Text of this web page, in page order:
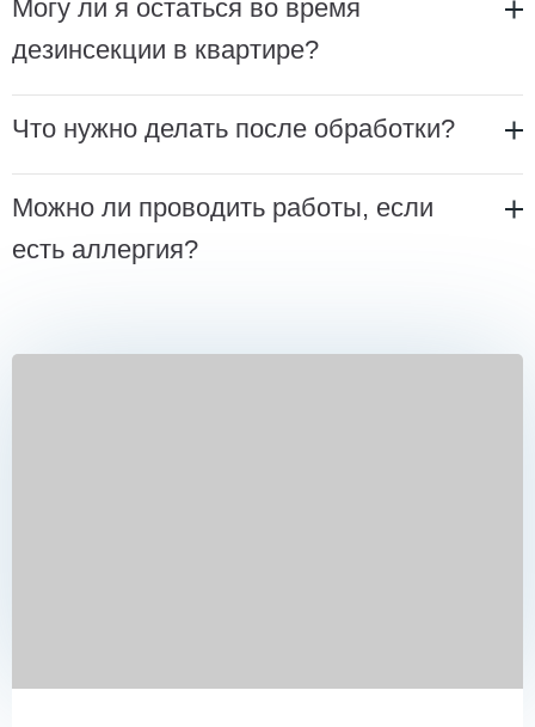
Могу ли я остаться во время
дезинсекции в квартире?
Что нужно делать после обработки?
Можно ли проводить работы, если
есть аллергия?